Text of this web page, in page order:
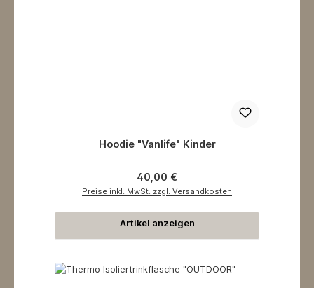
Hoodie "Vanlife" Kinder
Regulärer Preis:
40,00 €
Preise inkl. MwSt. zzgl. Versandkosten
Artikel anzeigen